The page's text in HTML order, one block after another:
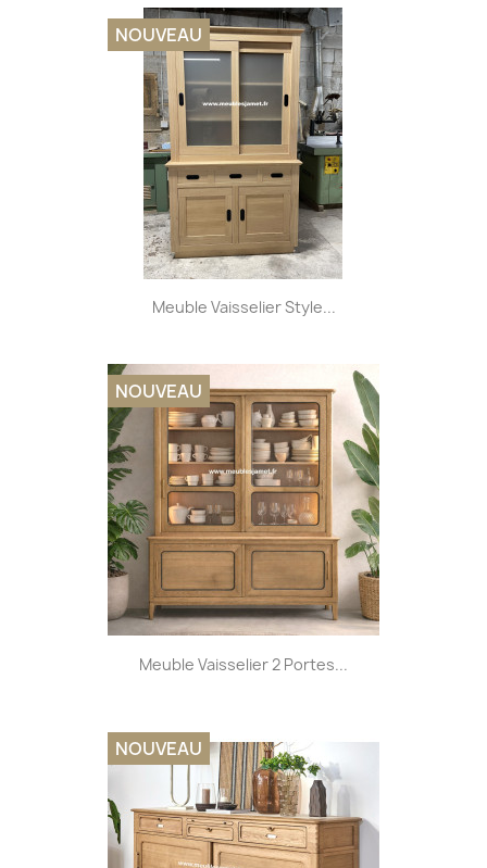
Meuble Vaisselier Style...
NOUVEAU
Meuble Vaisselier 2 Portes...
NOUVEAU
NOUVEAU